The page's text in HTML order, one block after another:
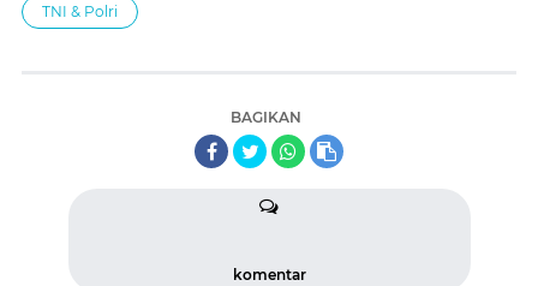
TNI & Polri
BAGIKAN
komentar